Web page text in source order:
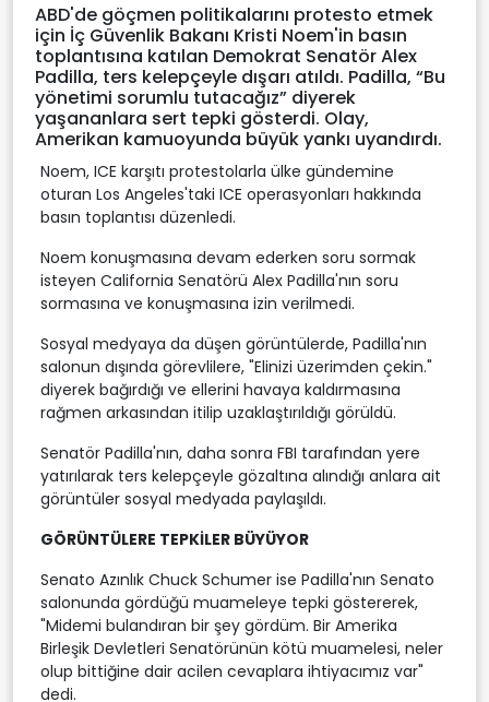
ABD'de göçmen politikalarını protesto etmek
için İç Güvenlik Bakanı Kristi Noem'in basın
toplantısına katılan Demokrat Senatör Alex
Padilla, ters kelepçeyle dışarı atıldı. Padilla, “Bu
yönetimi sorumlu tutacağız” diyerek
yaşananlara sert tepki gösterdi. Olay,
Amerikan kamuoyunda büyük yankı uyandırdı.
Noem, ICE karşıtı protestolarla ülke gündemine
oturan Los Angeles'taki ICE operasyonları hakkında
basın toplantısı düzenledi.
Noem konuşmasına devam ederken soru sormak
isteyen California Senatörü Alex Padilla'nın soru
sormasına ve konuşmasına izin verilmedi.
Sosyal medyaya da düşen görüntülerde, Padilla'nın
salonun dışında görevlilere, "Elinizi üzerimden çekin."
diyerek bağırdığı ve ellerini havaya kaldırmasına
rağmen arkasından itilip uzaklaştırıldığı görüldü.
Senatör Padilla'nın, daha sonra FBI tarafından yere
yatırılarak ters kelepçeyle gözaltına alındığı anlara ait
görüntüler sosyal medyada paylaşıldı.
GÖRÜNTÜLERE TEPKİLER BÜYÜYOR
Senato Azınlık Chuck Schumer ise Padilla'nın Senato
salonunda gördüğü muameleye tepki göstererek,
"Midemi bulandıran bir şey gördüm. Bir Amerika
Birleşik Devletleri Senatörünün kötü muamelesi, neler
olup bittiğine dair acilen cevaplara ihtiyacımız var"
dedi.